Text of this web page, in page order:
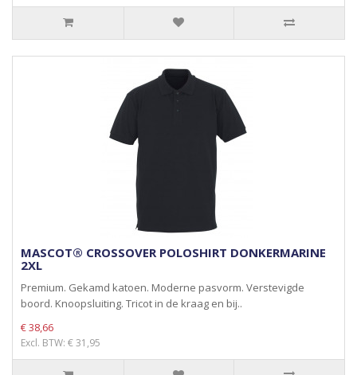
MASCOT® CROSSOVER POLOSHIRT DONKERMARINE
2XL
Premium. Gekamd katoen. Moderne pasvorm. Verstevigde
boord. Knoopsluiting. Tricot in de kraag en bij..
€ 38,66
Excl. BTW: € 31,95